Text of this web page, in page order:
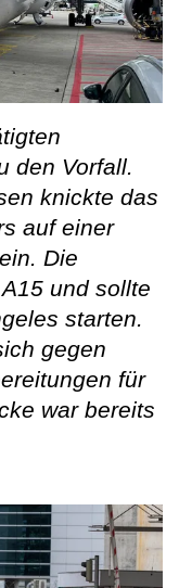
den Vorfall.
knickte das
auf einer
Die
und sollte
starten.
gegen
für
war bereits